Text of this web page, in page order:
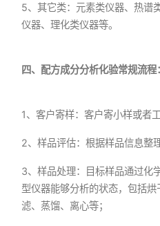
5、其它类：元素类仪器、热谱
仪器、理化类仪器等。
四、配方成分分析化验常规流程：
1、客户寄样：客户寄小样或者
2、样品评估：根据样品信息整
3、样品处理：目标样品通过化
型仪器能够分析的状态，包括
滤、蒸馏、离心等；